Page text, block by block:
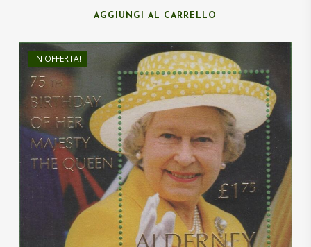
AGGIUNGI AL CARRELLO
IN OFFERTA!
€8,00
€5,00